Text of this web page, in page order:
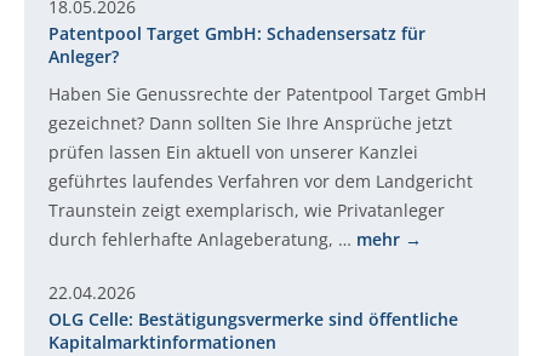
18.05.2026
Patentpool Target GmbH: Schadensersatz für
Anleger?
Haben Sie Genussrechte der Patentpool Target GmbH
gezeichnet? Dann sollten Sie Ihre Ansprüche jetzt
prüfen lassen Ein aktuell von unserer Kanzlei
geführtes laufendes Verfahren vor dem Landgericht
Traunstein zeigt exemplarisch, wie Privatanleger
durch fehlerhafte Anlageberatung, … mehr
22.04.2026
OLG Celle: Bestätigungsvermerke sind öffentliche
Kapitalmarktinformationen